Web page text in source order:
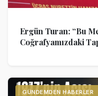
Ergün Turan: “Bu
Coğrafyamızdaki
GÜNDEMDEN HABERLER